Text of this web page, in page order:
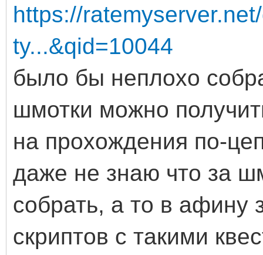
https://
ty...&qid=10044
было бы неплохо
шмотки можно
на прохождения по-
даже не знаю что за
собрать, а то в афину
скриптов с такими